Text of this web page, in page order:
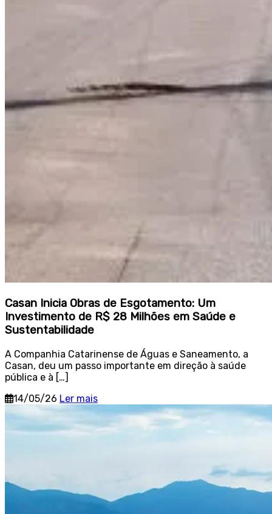
Casan Inicia Obras de Esgotamento: Um
Investimento de R$ 28 Milhões em Saúde e
Sustentabilidade
A Companhia Catarinense de Águas e Saneamento, a
Casan, deu um passo importante em direção à saúde
pública e à […]
14/05/26 Ler mais